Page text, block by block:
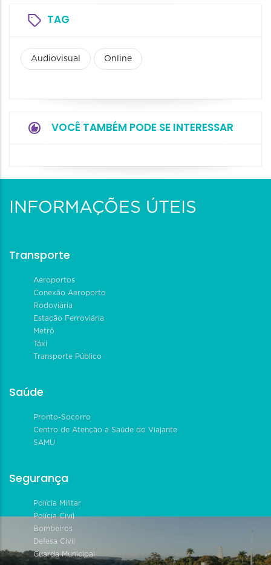
TAG
Audiovisual Online
VOCÊ TAMBÉM PODE SE INTERESSAR
INFORMAÇÕES ÚTEIS
Transporte
Aeroportos
Conexão Aeroporto
Rodoviária
Estação Ferroviária
Metrô
Táxi
Transporte Público
Saúde
Pronto-Socorro
Centro de Atenção à Saúde do Viajante
SAMU
Segurança
Polícia Militar
Polícia Civil
Bombeiros
Defesa Civil
Guarda Municipal